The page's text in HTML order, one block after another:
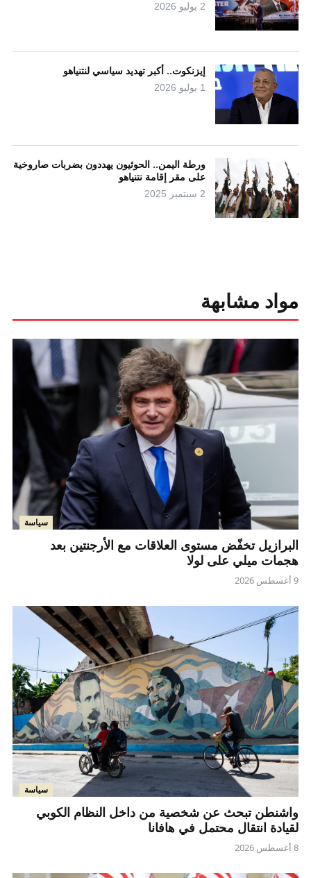
2 يوليو 2026
إيزنكوت.. أكبر تهديد سياسي لنتنياهو
1 يوليو 2026
ورطة اليمن.. الحوثيون يهددون بضربات صاروخية
على مقر إقامة نتنياهو
2 سبتمبر 2025
مواد مشابهة
سياسة
البرازيل تخفّض مستوى العلاقات مع الأرجنتين بعد
هجمات ميلي على لولا
9 أغسطس 2026
سياسة
واشنطن تبحث عن شخصية من داخل النظام الكوبي
لقيادة انتقال محتمل في هافانا
8 أغسطس 2026